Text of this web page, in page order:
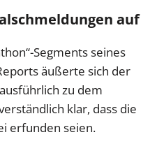
auf
Segments seines
äußerte sich der
zu dem
klar, dass die
erfunden seien.